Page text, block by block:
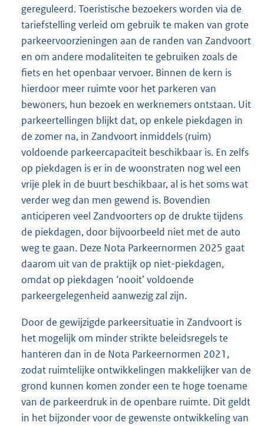
gereguleerd. Toeristische bezoekers worden via de
tariefstelling verleid om gebruik te maken van grote
parkeervoorzieningen aan de randen van Zandvoort
en om andere modaliteiten te gebruiken zoals de
fiets en het openbaar vervoer. Binnen de kern is
hierdoor meer ruimte voor het parkeren van
bewoners, hun bezoek en werknemers ontstaan. Uit
parkeertellingen blijkt dat, op enkele piekdagen in
de zomer na, in Zandvoort inmiddels (ruim)
voldoende parkeercapaciteit beschikbaar is. En zelfs
op piekdagen is er in de woonstraten nog wel een
vrije plek in de buurt beschikbaar, al is het soms wat
verder weg dan men gewend is. Bovendien
anticiperen veel Zandvoorters op de drukte tijdens
de piekdagen, door bijvoorbeeld niet met de auto
weg te gaan. Deze Nota Parkeernormen 2025 gaat
daarom uit van de praktijk op niet-piekdagen,
omdat op piekdagen ‘nooit’ voldoende
parkeergelegenheid aanwezig zal zijn.
Door de gewijzigde parkeersituatie in Zandvoort is
het mogelijk om minder strikte beleidsregels te
hanteren dan in de Nota Parkeernormen 2021,
zodat ruimtelijke ontwikkelingen makkelijker van de
grond kunnen komen zonder een te hoge toename
van de parkeerdruk in de openbare ruimte. Dit geldt
in het bijzonder voor de gewenste ontwikkeling van